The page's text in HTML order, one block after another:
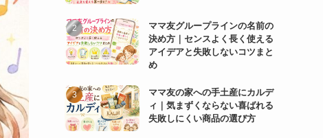
ママ友グループラインの名前の
決め方｜センスよく長く使える
アイデアと失敗しないコツまと
め
ママ友の家への手土産にカルデ
ィ｜気まずくならない喜ばれる
失敗しにくい商品の選び方